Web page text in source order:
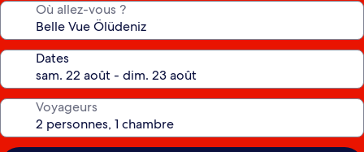
Où allez-vous ?
Dates
Voyageurs